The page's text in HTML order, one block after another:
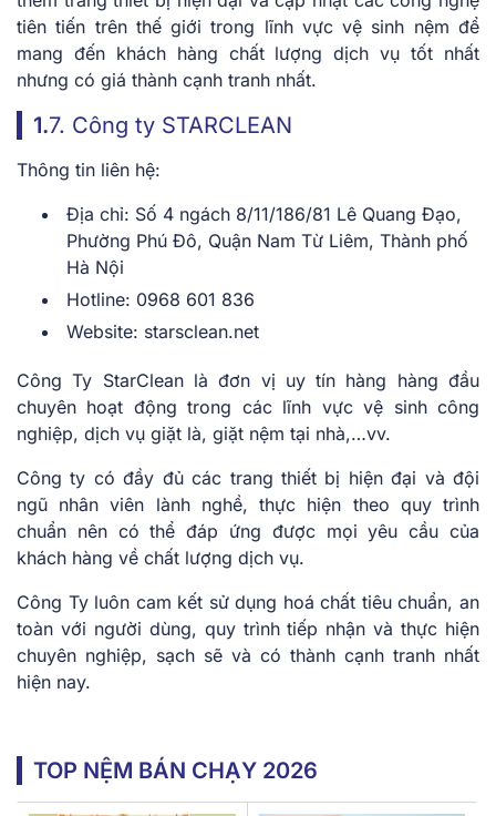
tiên tiến trên thế giới trong lĩnh vực vệ sinh nệm để
mang đến khách hàng chất lượng dịch vụ tốt nhất
nhưng có giá thành cạnh tranh nhất.
1.7. Công ty STARCLEAN
Thông tin liên hệ:
Địa chỉ: Số 4 ngách 8/11/186/81 Lê Quang Đạo,
Phường Phú Đô, Quận Nam Từ Liêm, Thành phố
Hà Nội
Hotline: 0968 601 836
Website: starsclean.net
Công Ty StarClean là đơn vị uy tín hàng hàng đầu
chuyên hoạt động trong các lĩnh vực vệ sinh công
nghiệp, dịch vụ giặt là, giặt nệm tại nhà,…vv.
Công ty có đầy đủ các trang thiết bị hiện đại và đội
ngũ nhân viên lành nghề, thực hiện theo quy trình
chuẩn nên có thể đáp ứng được mọi yêu cầu của
khách hàng về chất lượng dịch vụ.
Công Ty luôn cam kết sử dụng hoá chất tiêu chuẩn, an
toàn với người dùng, quy trình tiếp nhận và thực hiện
chuyên nghiệp, sạch sẽ và có thành cạnh tranh nhất
hiện nay.
TOP NỆM BÁN CHẠY 2026